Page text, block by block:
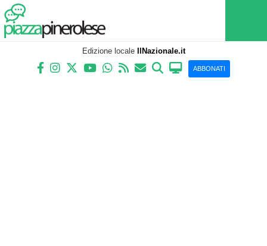
Edizione locale IlNazionale.it
ABBONATI